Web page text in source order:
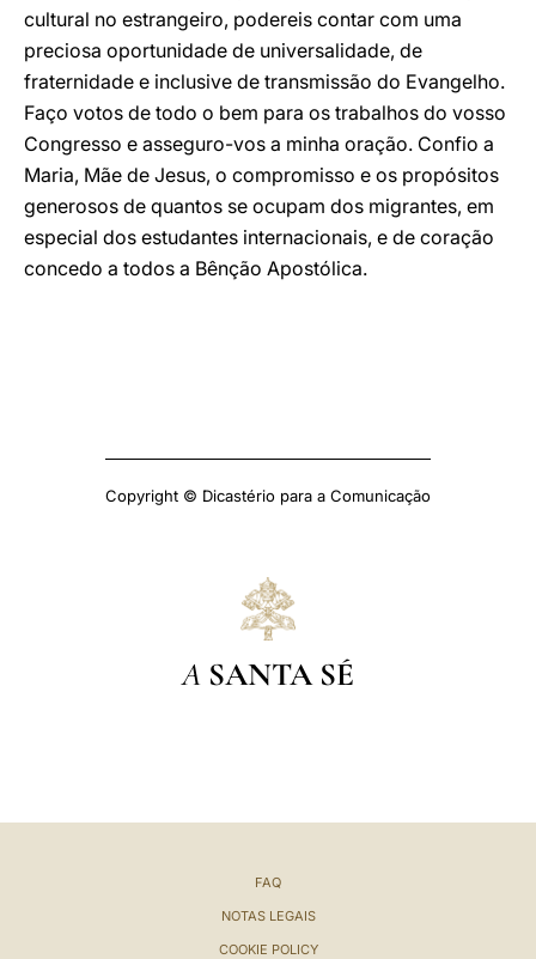
cultural no estrangeiro, podereis contar com uma
preciosa oportunidade de universalidade, de
fraternidade e inclusive de transmissão do Evangelho.
Faço votos de todo o bem para os trabalhos do vosso
Congresso e asseguro-vos a minha oração. Confio a
Maria, Mãe de Jesus, o compromisso e os propósitos
generosos de quantos se ocupam dos migrantes, em
especial dos estudantes internacionais, e de coração
concedo a todos a Bênção Apostólica.
Copyright © Dicastério para a Comunicação
A SANTA SÉ
FAQ
NOTAS LEGAIS
COOKIE POLICY